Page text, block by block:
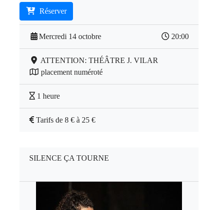
Réserver
Mercredi 14 octobre 20:00
ATTENTION: THÉÂTRE J. VILAR
placement numéroté
1 heure
Tarifs de 8 € à 25 €
SILENCE ÇA TOURNE